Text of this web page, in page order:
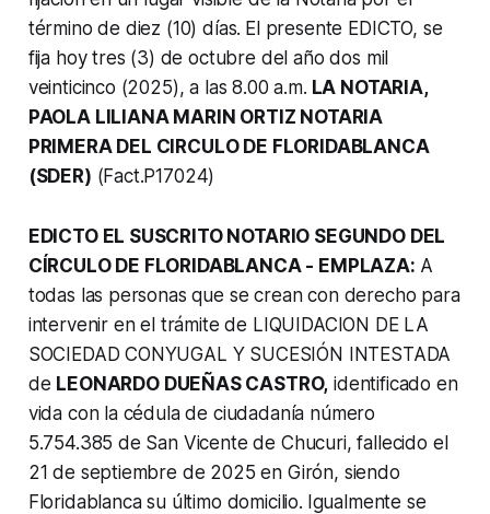
término de diez (10) días. El presente EDICTO, se
fija hoy tres (3) de octubre del año dos mil
veinticinco (2025), a las 8.00 a.m. LA NOTARIA,
PAOLA LILIANA MARIN ORTIZ NOTARIA
PRIMERA DEL CIRCULO DE FLORIDABLANCA
(SDER) (Fact.P17024)
EDICTO EL SUSCRITO NOTARIO SEGUNDO DEL
CÍRCULO DE FLORIDABLANCA - EMPLAZA: A
todas las personas que se crean con derecho para
intervenir en el trámite de LIQUIDACION DE LA
SOCIEDAD CONYUGAL Y SUCESIÓN INTESTADA
de LEONARDO DUEÑAS CASTRO, identificado en
vida con la cédula de ciudadanía número
5.754.385 de San Vicente de Chucuri, fallecido el
21 de septiembre de 2025 en Girón, siendo
Floridablanca su último domicilio. Igualmente se